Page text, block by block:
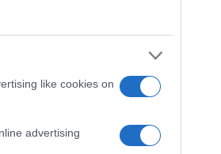
like cookies on
advertising